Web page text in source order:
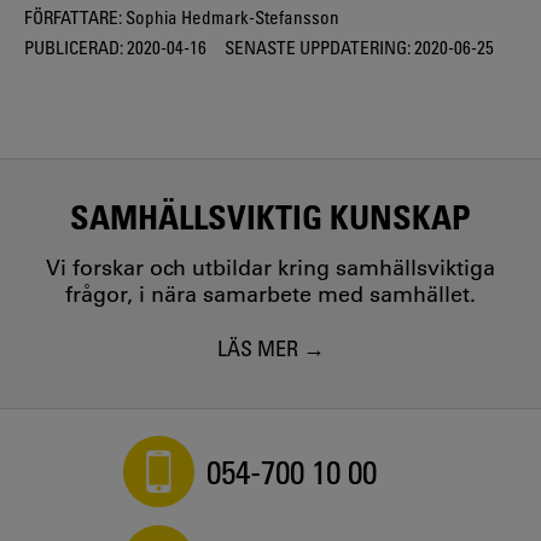
FÖRFATTARE: Sophia Hedmark-Stefansson
PUBLICERAD:2020-04-16 SENASTE UPPDATERING:2020-06-25
SAMHÄLLSVIKTIG KUNSKAP
Vi forskar och utbildar kring samhällsviktiga
frågor, i nära samarbete med samhället.
LÄS MER
054-700 10 00